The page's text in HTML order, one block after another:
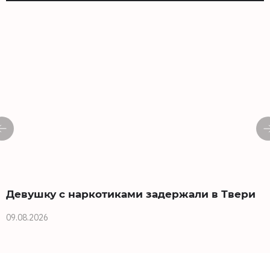
Девушку с наркотиками задержали в Твери
09.08.2026